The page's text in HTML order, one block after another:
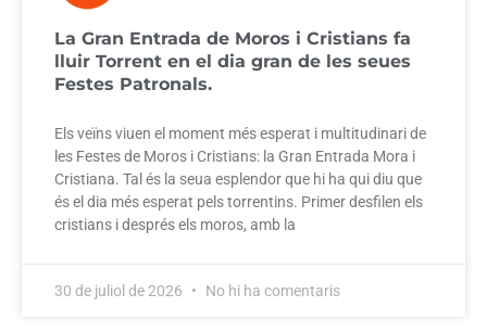
La Gran Entrada de Moros i Cristians fa
lluir Torrent en el dia gran de les seues
Festes Patronals.
Els veïns viuen el moment més esperat i multitudinari de
les Festes de Moros i Cristians: la Gran Entrada Mora i
Cristiana. Tal és la seua esplendor que hi ha qui diu que
és el dia més esperat pels torrentins. Primer desfilen els
cristians i després els moros, amb la
30 de juliol de 2026 No hi ha comentaris